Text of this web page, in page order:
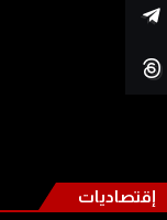
إقتصاديات